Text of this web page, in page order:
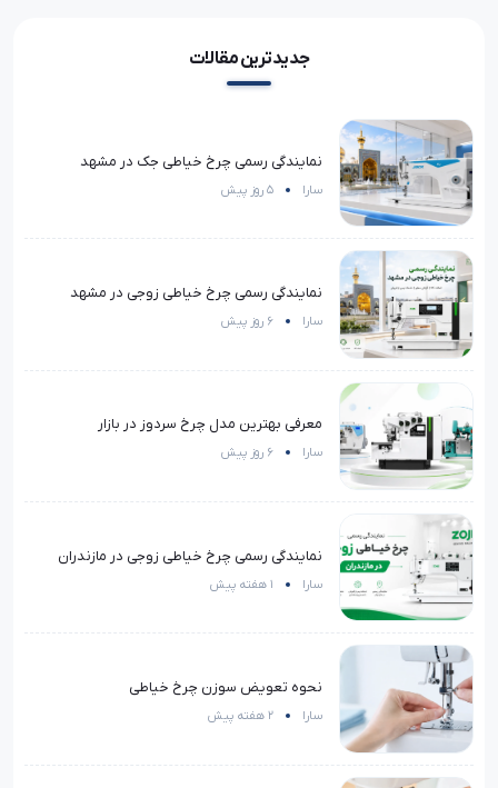
جدیدترین مقالات
نمایندگی رسمی چرخ خیاطی جک در مشهد
سارا 5 روز پیش
نمایندگی رسمی چرخ خیاطی زوجی در مشهد
سارا 6 روز پیش
معرفی بهترین مدل چرخ سردوز در بازار
سارا 6 روز پیش
نمایندگی رسمی چرخ خیاطی زوجی در مازندران
سارا 1 هفته پیش
نحوه تعویض سوزن چرخ خیاطی
سارا 2 هفته پیش